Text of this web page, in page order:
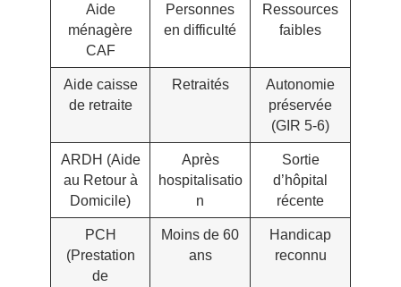
Aide
ménagère
CAF
Personnes
en difficulté
Ressources
faibles
Aide caisse
de retraite
Retraités
Autonomie
préservée
(GIR 5-6)
ARDH (Aide
au Retour à
Domicile)
Après
hospitalisatio
n
Sortie
d’hôpital
récente
PCH
(Prestation
de
Moins de 60
ans
Handicap
reconnu